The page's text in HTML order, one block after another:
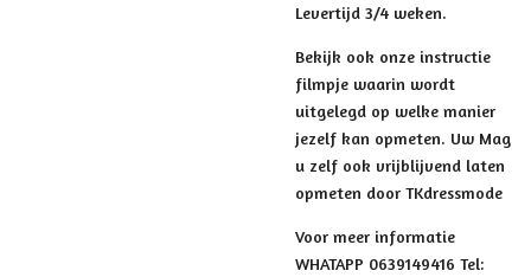
Levertijd 3/4 weken.
Bekijk ook onze instructie
filmpje waarin wordt
uitgelegd op welke manier
jezelf kan opmeten. Uw Mag
u zelf ook vrijblijvend laten
opmeten door TKdressmode
Voor meer informatie
WHATAPP 0639149416 Tel: